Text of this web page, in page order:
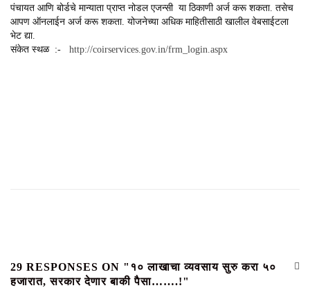
पंचायत आणि बोर्डचे मान्याता प्राप्त नोडल एजन्सी या ठिकाणी अर्ज करू शकता. तसेच
आपण ऑनलाईन अर्ज करू शकता. योजनेच्या अधिक माहितीसाठी खालील वेबसाईटला
भेट द्या.
संकेत स्थळ :- http://coirservices.gov.in/frm_login.aspx
29 RESPONSES ON "१० लाखाचा व्यवसाय सुरु करा ५०
हजारात, सरकार देणार बाकी पैसा…….!"